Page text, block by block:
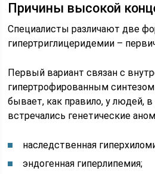
Причины высокой
Специалисты различают две
гипертриглицеридемии –
Первый вариант связан с
гипертрофированным
бывает, как правило, у людей,
встречались генетические
наследственная
эндогенная гиперлипемия;